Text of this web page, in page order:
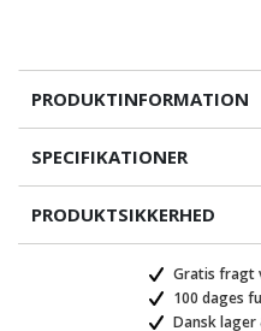
PRODUKTINFORMATION
SPECIFIKATIONER
PRODUKTSIKKERHED
Gratis fragt
100 dages
Dansk lager